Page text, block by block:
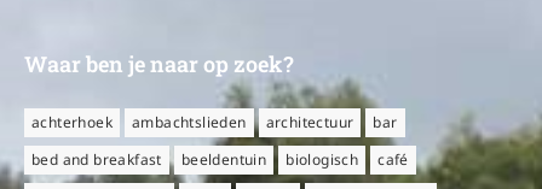
Waar ben je naar op zoek?
achterhoek ambachtslieden architectuur
bar
bed and breakfast
beeldentuin biologisch
café